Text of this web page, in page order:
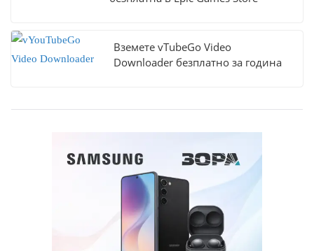
Вземете vTubeGo Video
Downloader безплатно за година